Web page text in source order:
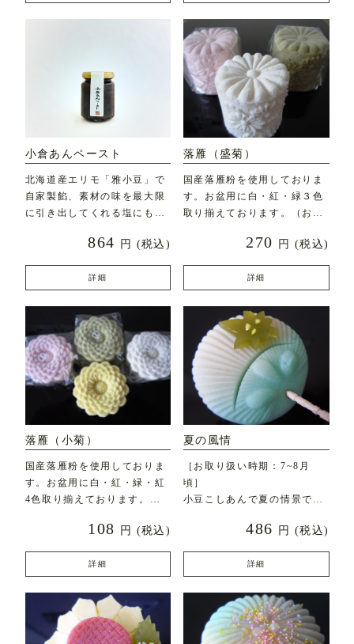
小倉あんペースト
北海道産エリモ「雅小豆」で
自家製餡、素材の味を最大限
に引き出してくれる塩にもこ
864 円 (税込)
詳細
落雁（盛菊）
国産落雁粉を使用しておりま
す。お盆用に白・紅・緑３色
取り揃えております。（お盆
270 円 (税込)
詳細
落雁（小菊）
国産落雁粉を使用しておりま
す。お盆用に白・紅・緑・紅
4色取り揃えております。
108 円 (税込)
詳細
夏の風情
［お取り扱い時期：7~8月
頃］
小豆こしあんで夏の情景であ
486 円 (税込)
詳細